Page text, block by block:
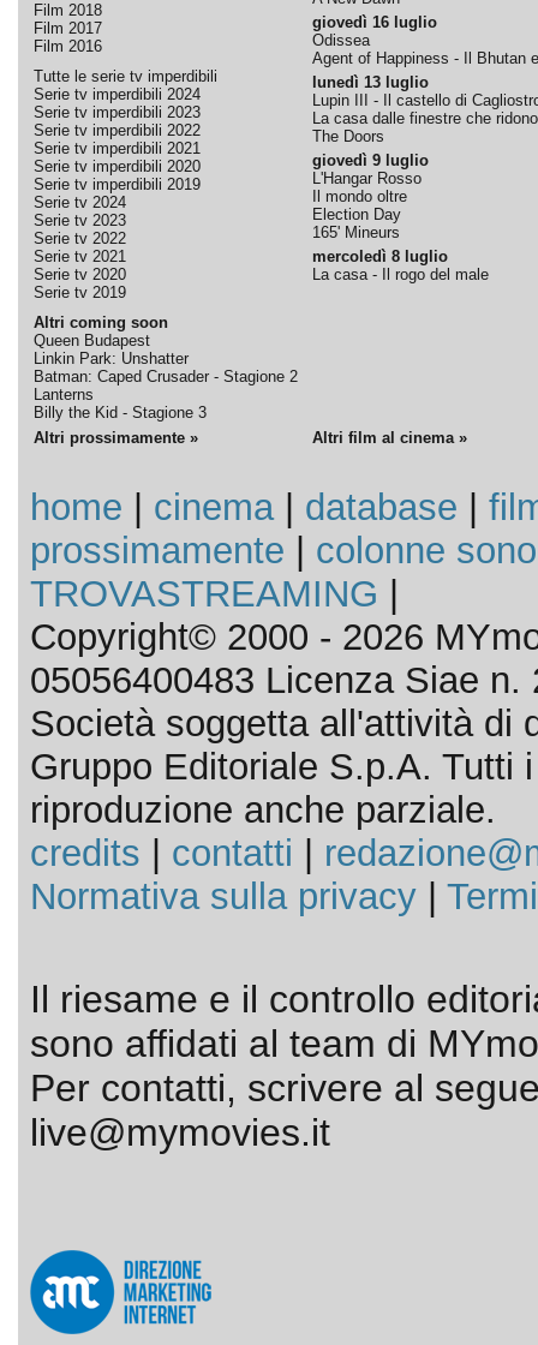
Film 2018
Film 2017
Film 2016
Tutte le serie tv imperdibili
Serie tv imperdibili 2024
Serie tv imperdibili 2023
Serie tv imperdibili 2022
Serie tv imperdibili 2021
Serie tv imperdibili 2020
Serie tv imperdibili 2019
Serie tv 2024
Serie tv 2023
Serie tv 2022
Serie tv 2021
Serie tv 2020
Serie tv 2019
Altri coming soon
Queen Budapest
Linkin Park: Unshatter
Batman: Caped Crusader - Stagione 2
Lanterns
Billy the Kid - Stagione 3
giovedì 16 luglio
Odissea
Agent of Happiness - Il Bhutan
lunedì 13 luglio
Lupin III - Il castello di
La casa dalle finestre che ridono
The Doors
giovedì 9 luglio
L'Hangar Rosso
Il mondo oltre
Election Day
165' Mineurs
mercoledì 8 luglio
La casa - Il rogo del male
Altri prossimamente » Altri film al cinema »
home cinema| database
prossimamente
colonne
TROVASTREAMING
Copyright© 2000 - 2026
05056400483 Licenza Siae n.
Società soggetta all'attività di
Gruppo Editoriale S.p.A. Tutti
riproduzione anche parziale.
credits
contatti
Normativa sulla privacy|
Il riesame e il controllo
sono affidati al team di
Per contatti, scrivere al
live@mymovies.it